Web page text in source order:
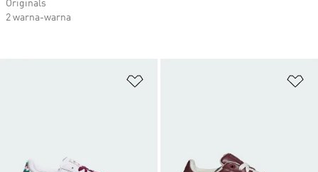
Originals
2 warna-warna